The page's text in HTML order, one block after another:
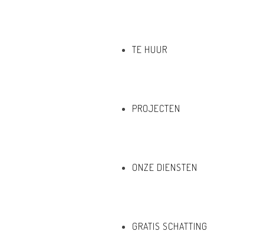
TE HUUR
PROJECTEN
ONZE DIENSTEN
GRATIS SCHATTING